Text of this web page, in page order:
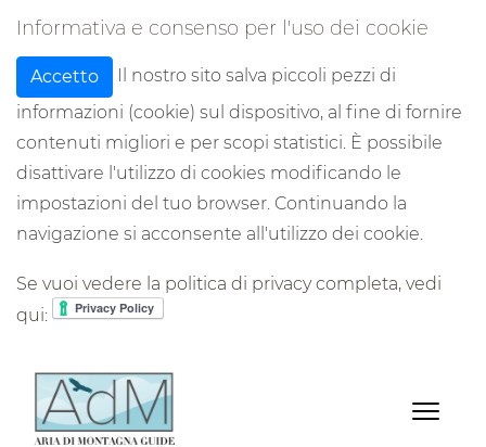
Informativa e consenso per l'uso dei cookie
Accetto
Il nostro sito salva piccoli pezzi di
informazioni (cookie) sul dispositivo, al fine di fornire
contenuti migliori e per scopi statistici. È possibile
disattivare l'utilizzo di cookies modificando le
impostazioni del tuo browser. Continuando la
navigazione si acconsente all'utilizzo dei cookie.
Se vuoi vedere la politica di privacy completa, vedi
qui: